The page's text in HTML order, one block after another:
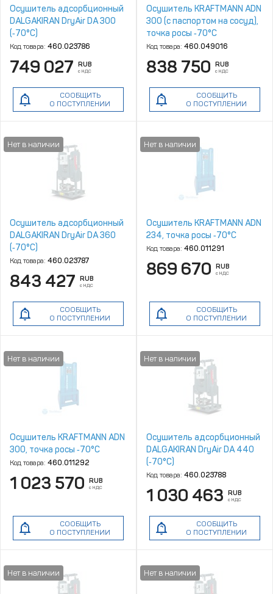
Осушитель адсорбционный
DALGAKIRAN DryAir DA 300
(‑70°C)
Код товара: 460.023786
749 027 RUB
с НДС
СООБЩИТЬ
О ПОСТУПЛЕНИИ
Осушитель KRAFTMANN ADN
300 (с паспортом на сосуд),
точка росы ‑70°С
Код товара: 460.049016
838 750 RUB
с НДС
СООБЩИТЬ
О ПОСТУПЛЕНИИ
Осушитель адсорбционный
DALGAKIRAN DryAir DA 360
(‑70°C)
Код товара: 460.023787
843 427 RUB
с НДС
СООБЩИТЬ
О ПОСТУПЛЕНИИ
Осушитель KRAFTMANN ADN
234, точка росы ‑70°С
Код товара: 460.011291
869 670 RUB
с НДС
СООБЩИТЬ
О ПОСТУПЛЕНИИ
Осушитель KRAFTMANN ADN
300, точка росы ‑70°С
Код товара: 460.011292
1 023 570 RUB
с НДС
СООБЩИТЬ
О ПОСТУПЛЕНИИ
Осушитель адсорбционный
DALGAKIRAN DryAir DA 440
(‑70°C)
Код товара: 460.023788
1 030 463 RUB
с НДС
СООБЩИТЬ
О ПОСТУПЛЕНИИ